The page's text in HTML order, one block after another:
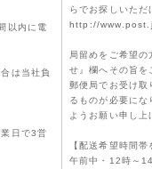
以内に電
は当社負
日で3営
らでお探しいただ
http://
局留めをご希望
せ』欄へその旨を
郵便局でお受け取
るものが必要に
ようお願い申し上
【配送希望時間
午前中・12時～